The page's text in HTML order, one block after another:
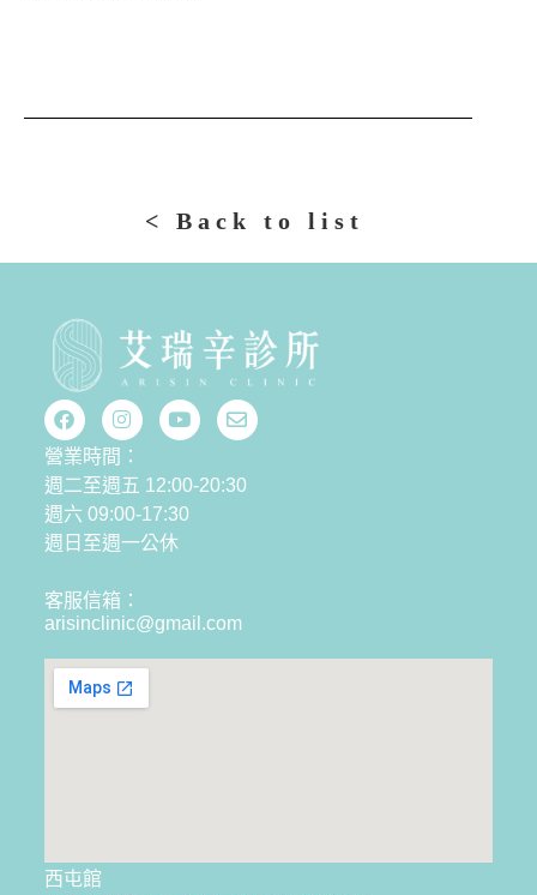
< Back to list
營業時間：
週二至週五 12:00-20:30
週六 09:00-17:30
週日至週一公休
客服信箱：
arisinclinic@gmail.com
西屯館